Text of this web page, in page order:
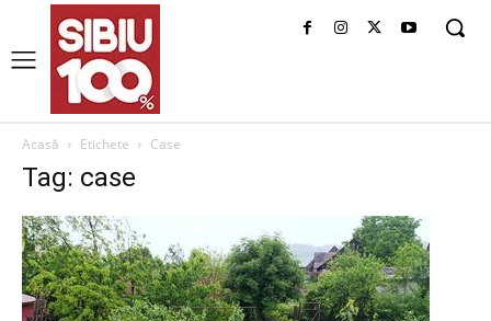
Acasă Etichete Case
Tag: case